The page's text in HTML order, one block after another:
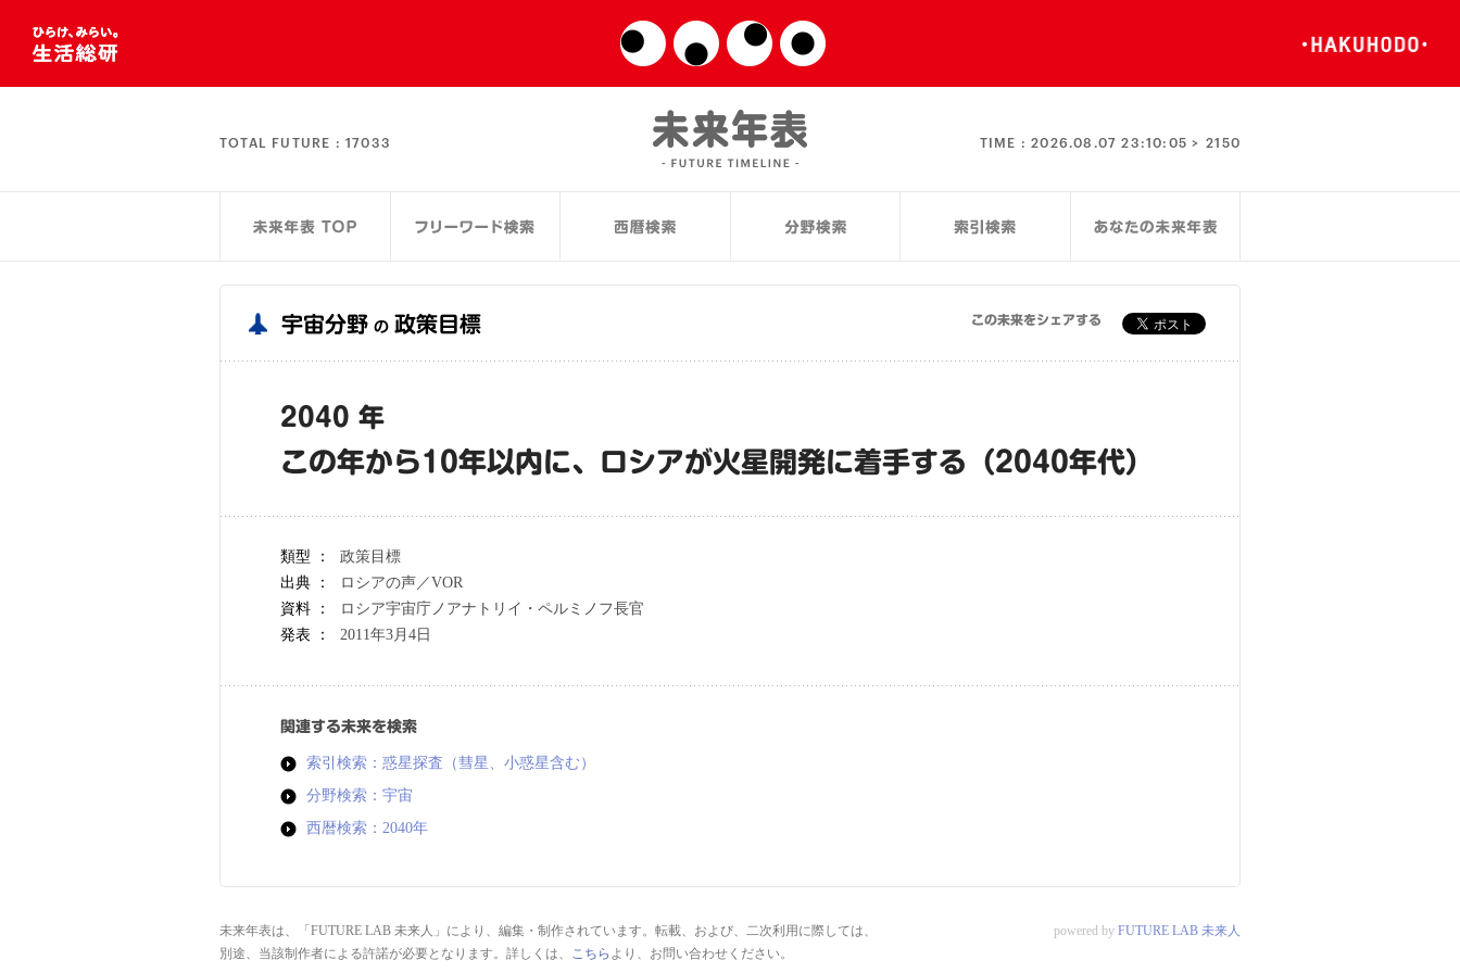
TOTAL FUTURE : 17033 TIME :2026.08.07 23:10:05 > 2150
宇宙分野 の 政策目標 この未来をシェアする
2040 年
この年から10年以内に、ロシアが火星開発に着手する（2040年代）
類型 ：
政策目標
出典 ：
ロシアの声／VOR
資料 ：
ロシア宇宙庁ノアナトリイ・ペルミノフ長官
発表 ：
2011年3月4日
関連する未来を検索
索引検索：惑星探査（彗星、小惑星含む）
分野検索：宇宙
西暦検索：2040年
未来年表は、「FUTURE LAB 未来人」により、編集・制作されています。転載、および、二次利用に際しては、
別途、当該制作者による許諾が必要となります。詳しくは、 こちら より、お問い合わせください。
powered by FUTURE LAB 未来人